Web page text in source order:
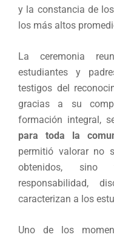
y la constancia de
los más altos
La ceremonia
estudiantes y
testigos del
gracias a su
formación integral,
para toda la
permitió valorar no
obtenidos,
responsabilidad,
caracterizan a los
Uno de los